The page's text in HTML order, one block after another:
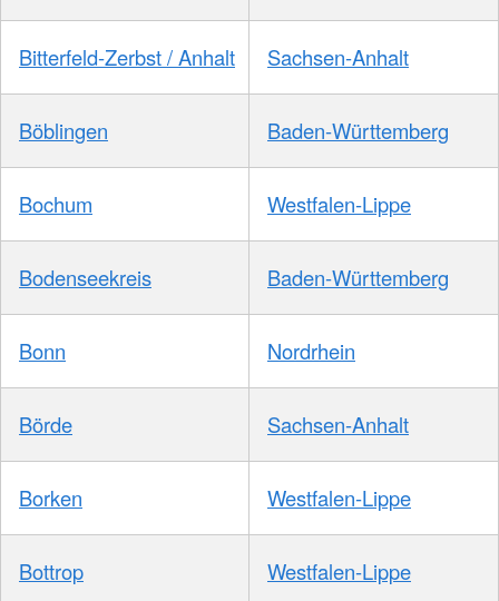
Bitterfeld-Zerbst / Anhalt Sachsen-Anhalt
Böblingen Baden-Württemberg
Bochum Westfalen-Lippe
Bodenseekreis Baden-Württemberg
Bonn Nordrhein
Börde Sachsen-Anhalt
Borken Westfalen-Lippe
Bottrop Westfalen-Lippe